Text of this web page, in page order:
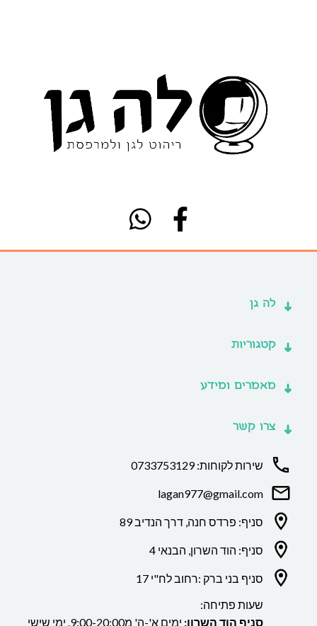
לה גן
קטגוריות
מאמרים ומידע
צרו קשר
שירות לקוחות: 0733753129
lagan977@gmail.com
סניף: פרדס חנה, דרך הנדיב 89
סניף: הוד השרון, הבנאי 4
סניף בני ברק :רחוב לח"י 17
שעות פתיחה:
סניף הוד השרון:
ימים א'-ה' מ9:00-20:00. ימי שישי